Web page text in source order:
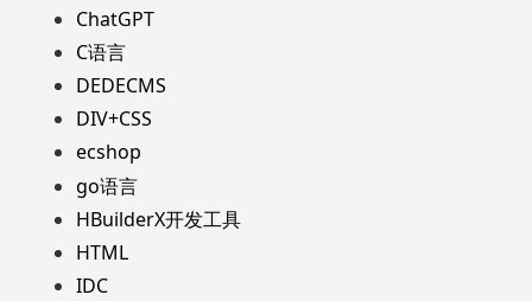
ChatGPT
C语言
DEDECMS
DIV+CSS
ecshop
go语言
HBuilderX开发工具
HTML
IDC